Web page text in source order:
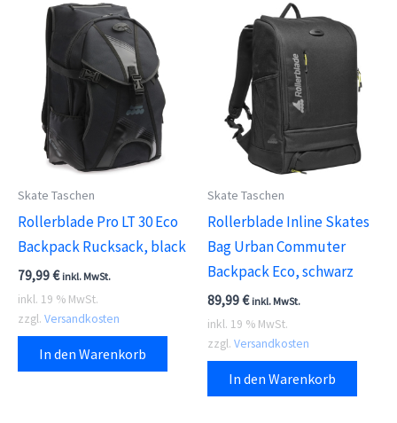
Skate Taschen
Rollerblade Pro LT 30 Eco
Backpack Rucksack, black
79,99€ inkl. MwSt.
inkl. 19 % MwSt.
zzgl. Versandkosten
In den Warenkorb
Skate Taschen
Rollerblade Inline Skates
Bag Urban Commuter
Backpack Eco, schwarz
89,99€ inkl. MwSt.
inkl. 19 % MwSt.
zzgl. Versandkosten
In den Warenkorb